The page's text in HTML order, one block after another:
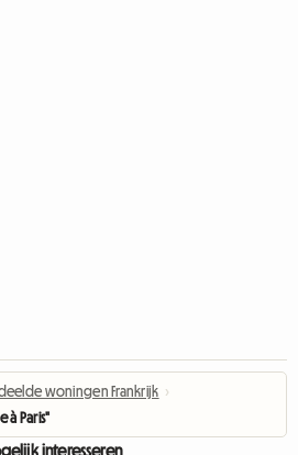
woningen Frankrijk ›
à Paris"
interesseren